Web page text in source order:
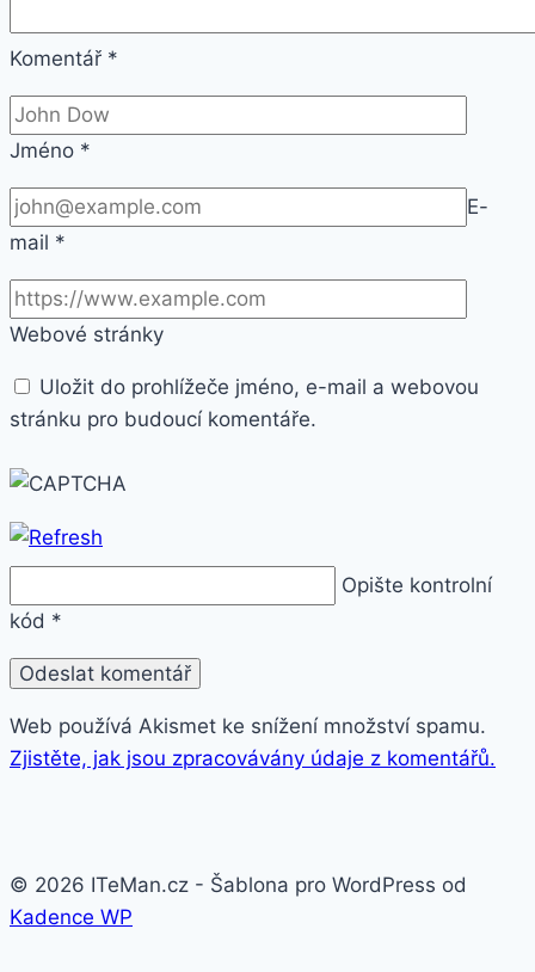
Komentář *
Jméno *
E-
mail *
Webové stránky
Uložit do prohlížeče jméno, e-mail a webovou
stránku pro budoucí komentáře.
Opište kontrolní
kód *
Web používá Akismet ke snížení množství spamu.
Zjistěte, jak jsou zpracovávány údaje z komentářů.
© 2026 ITeMan.cz - Šablona pro WordPress od
Kadence WP